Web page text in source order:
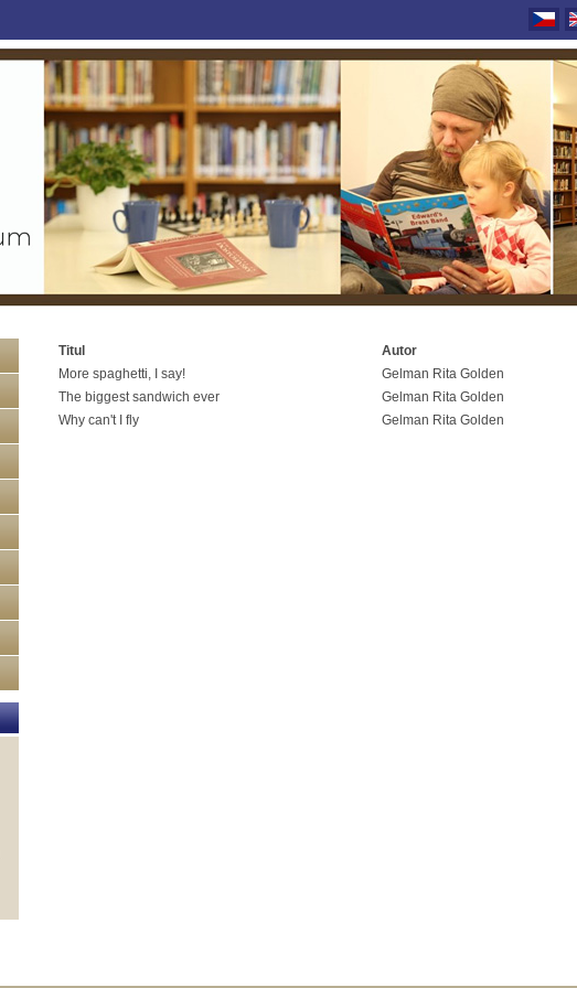
Titul Autor
More spaghetti, I say!
Gelman Rita Golden
The biggest sandwich ever
Gelman Rita Golden
Why can't I fly
Gelman Rita Golden